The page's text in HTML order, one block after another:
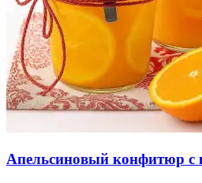
Апельсиновый конфитюр с